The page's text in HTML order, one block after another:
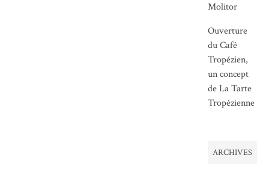
Molitor
Ouverture
du Café
Tropézien,
un concept
de La Tarte
Tropézienne
ARCHIVES